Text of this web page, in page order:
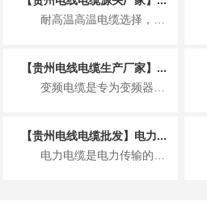
【贵州电线电缆生产厂家】...
【贵州电线电缆批发】电力...